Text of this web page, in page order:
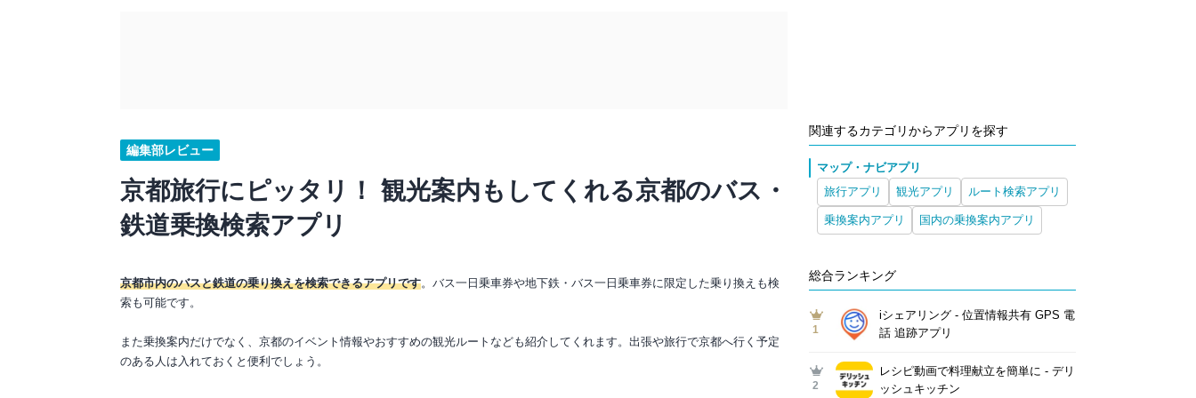
編集部レビュー
京都旅行にピッタリ！ 観光案内もしてくれる京都のバス・
鉄道乗換検索アプリ
京都市内のバスと鉄道の乗り換えを検索できるアプリです。バス一日乗車券や地下鉄・バス一日乗車券に限定した乗り換えも検
索も可能です。
また乗換案内だけでなく、京都のイベント情報やおすすめの観光ルートなども紹介してくれます。出張や旅行で京都へ行く予定
のある人は入れておくと便利でしょう。
関連するカテゴリからアプリを探す
マップ・ナビアプリ
旅行アプリ
観光アプリ ルート検索アプリ
乗換案内アプリ 国内の乗換案内アプリ
総合ランキング
1
iシェアリング - 位置情報共有 GPS 電
話 追跡アプリ
2
レシピ動画で料理献立を簡単‪に - デリ
ッシュキッチン